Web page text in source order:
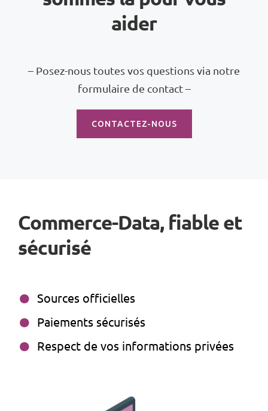
aider
– Posez-nous toutes vos questions via notre
formulaire de contact –
CONTACTEZ-NOUS
Commerce-Data, fiable et
sécurisé
Sources officielles
Paiements sécurisés
Respect de vos informations privées